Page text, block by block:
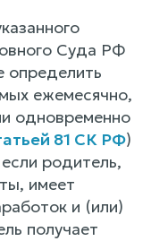
Суда РФ
ежемесячно,
одновременно
81 СК РФ)
родитель,
имеет
и (или)
получает